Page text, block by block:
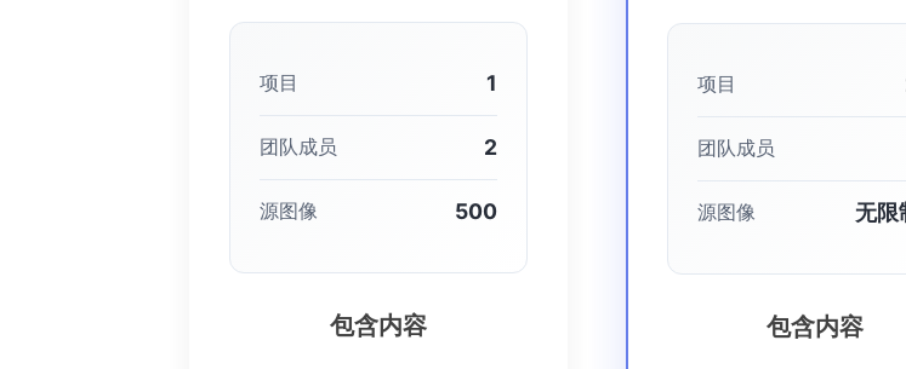
项目 1
团队成员 2
源图像 500
包含内容
项目
团队成员
源图像 无限
包含内容